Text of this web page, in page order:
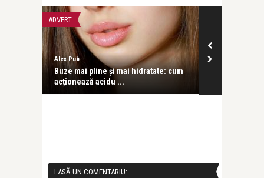
ADVERT
Alex Pub
Buze mai pline și mai hidratate: cum
acționează acidu ...
LASĂ UN COMENTARIU: